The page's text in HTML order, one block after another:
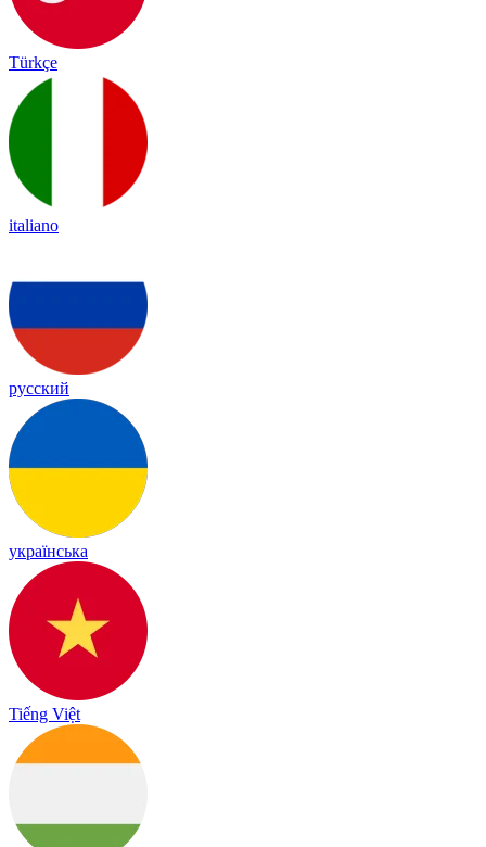
Türkçe
italiano
русский
українська
Tiếng Việt